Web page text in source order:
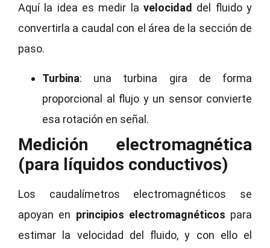
Aquí la idea es medir la velocidad del fluido y
convertirla a caudal con el área de la sección de
paso.
Turbina: una turbina gira de forma
proporcional al flujo y un sensor convierte
esa rotación en señal.
Medición electromagnética
(para líquidos conductivos)
Los caudalímetros electromagnéticos se
apoyan en principios electromagnéticos para
estimar la velocidad del fluido, y con ello el